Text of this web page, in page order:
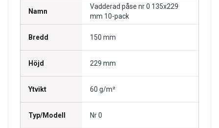
Namn
Vadderad påse nr 0 135x229
mm 10-pack
Bredd 150 mm
Höjd 229 mm
Ytvikt 60 g/m²
Typ/Modell Nr 0